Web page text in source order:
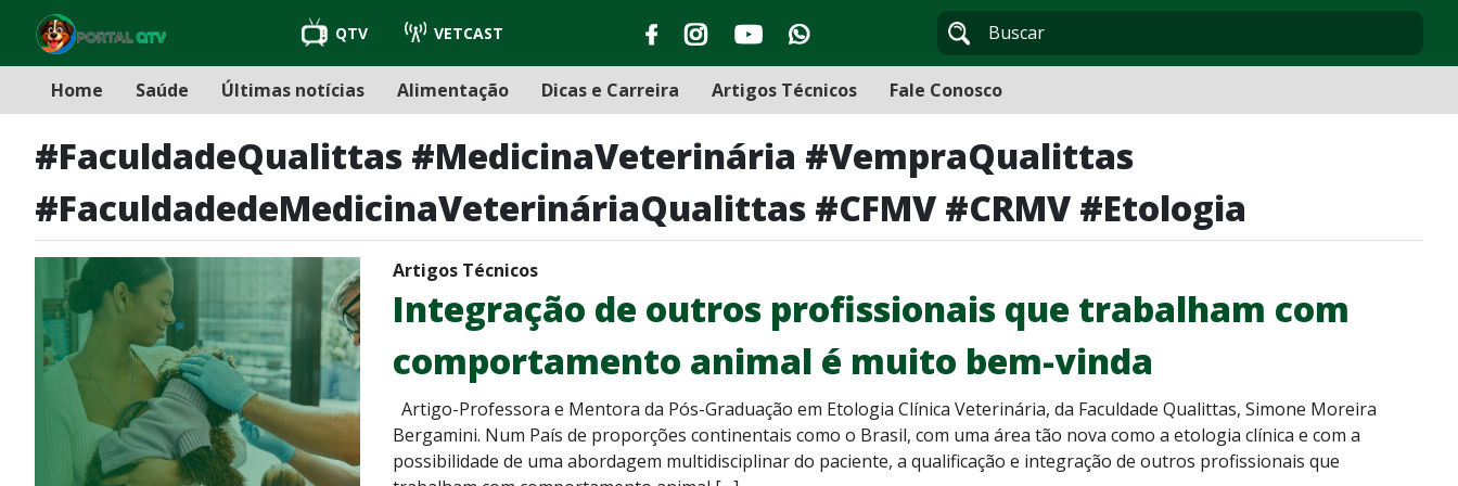
QTV VETCAST
Home Saúde Últimas notícias Alimentação Dicas e Carreira Artigos Técnicos Fale Conosco
#FaculdadeQualittas #MedicinaVeterinária #VempraQualittas
#FaculdadedeMedicinaVeterináriaQualittas #CFMV #CRMV #Etologia
Artigos Técnicos
Integração de outros profissionais que trabalham com
comportamento animal é muito bem-vinda
Artigo-Professora e Mentora da Pós-Graduação em Etologia Clínica Veterinária, da Faculdade Qualittas, Simone Moreira
Bergamini. Num País de proporções continentais como o Brasil, com uma área tão nova como a etologia clínica e com a
possibilidade de uma abordagem multidisciplinar do paciente, a qualificação e integração de outros profissionais que